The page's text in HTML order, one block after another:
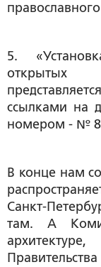
5.
открытых
ссылками на
номером - №
В конце нам
Санкт-
там. А